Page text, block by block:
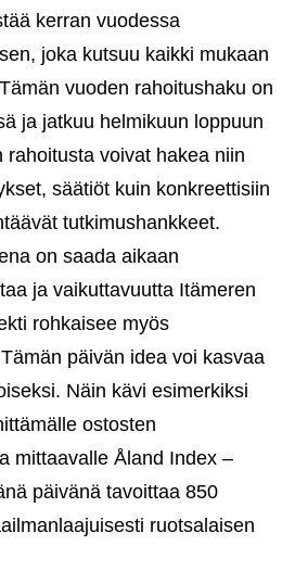
kerran vuodessa
joka kutsuu kaikki mukaan
vuoden rahoitushaku on
ja jatkuu helmikuun loppuun
rahoitusta voivat hakea niin
säätiöt kuin konkreettisiin
tutkimushankkeet.
on saada aikaan
ja vaikuttavuutta Itämeren
rohkaisee myös
päivän idea voi kasvaa
Näin kävi esimerkiksi
ostosten
mittaavalle Åland Index –
päivänä tavoittaa 850
ruotsalaisen